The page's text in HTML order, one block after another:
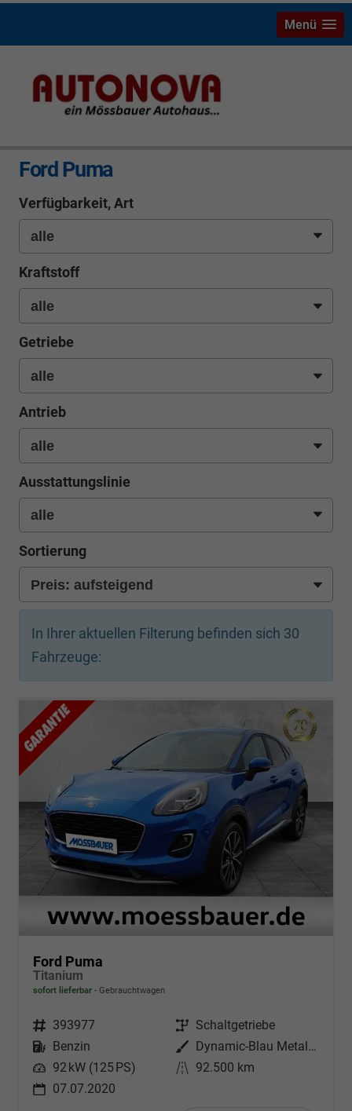
Menü
Ford Puma
Verfügbarkeit, Art
Kraftstoff
Getriebe
Antrieb
Ausstattungslinie
Sortierung
In Ihrer aktuellen Filterung befinden sich 30
Fahrzeuge:
Ford Puma
Titanium
sofort lieferbar Gebrauchtwagen
Fahrzeugnr. 393977 Getriebe Schaltgetriebe
Kraftstoff
Benzin Außenfarbe
Dynamic-Blau Metallic
Leistung 92 kW (125 PS) Kilometerstand 92.500 km
07.07.2020